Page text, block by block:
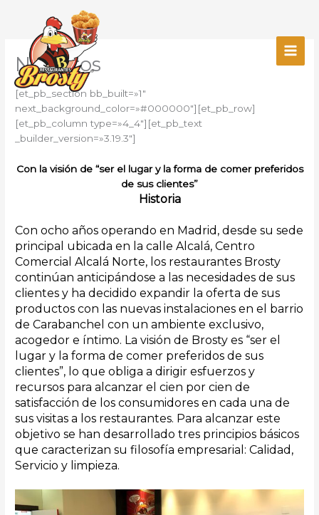
contenido
Nosotros
[et_pb_section bb_built=»1″
next_background_color=»#000000″][et_pb_row]
[et_pb_column type=»4_4″][et_pb_text
_builder_version=»3.19.3″]
Con la visión de “ser el lugar y la forma de comer preferidos
de sus clientes”
Historia
Con ocho años operando en Madrid, desde su sede
principal ubicada en la calle Alcalá, Centro
Comercial Alcalá Norte, los restaurantes Brosty
continúan anticipándose a las necesidades de sus
clientes y ha decidido expandir la oferta de sus
productos con las nuevas instalaciones en el barrio
de Carabanchel con un ambiente exclusivo,
acogedor e íntimo. La visión de Brosty es “ser el
lugar y la forma de comer preferidos de sus
clientes”, lo que obliga a dirigir esfuerzos y
recursos para alcanzar el cien por cien de
satisfacción de los consumidores en cada una de
sus visitas a los restaurantes. Para alcanzar este
objetivo se han desarrollado tres principios básicos
que caracterizan su filosofía empresarial: Calidad,
Servicio y limpieza.